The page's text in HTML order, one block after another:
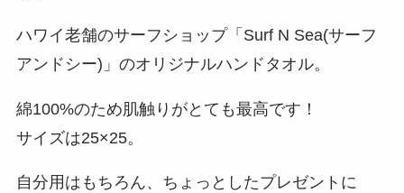
ハワイ老舗のサーフショップ「Surf N Sea(サーフ
アンドシー)」のオリジナルハンドタオル。
綿100%のため肌触りがとても最高です！
サイズは25×25。
自分用はもちろん、ちょっとしたプレゼントに